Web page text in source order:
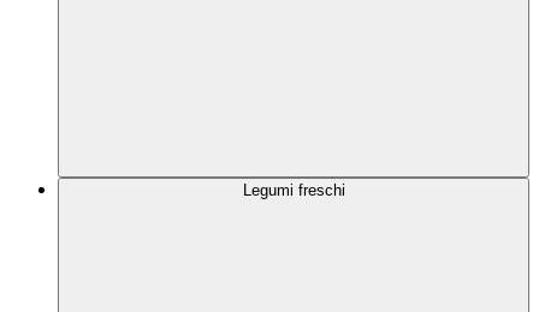
Legumi freschi